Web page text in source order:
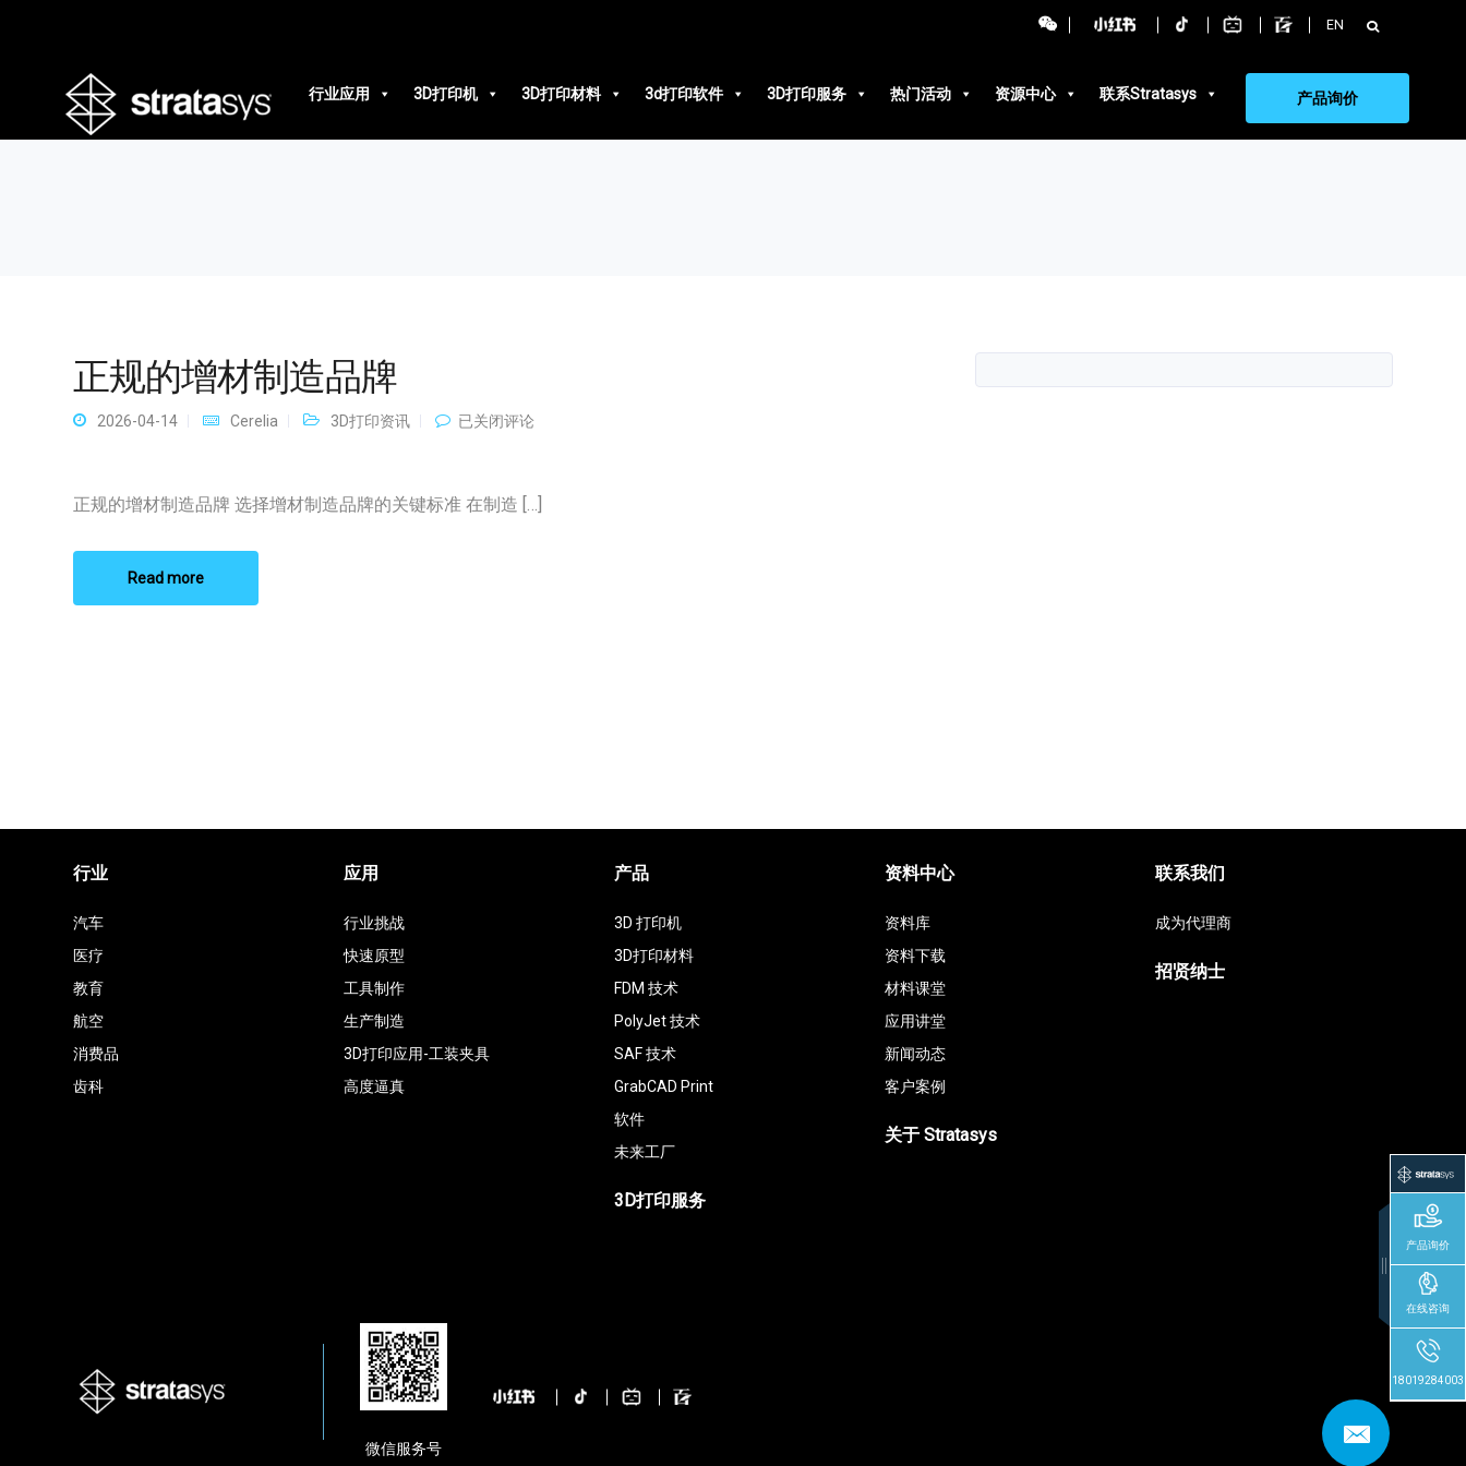
EN 搜
索：
行业应用
3D打印机 3D打印材料 3d打印软件 3D打印服务 热门活动 资源中心 联系Stratasys 产品询价
正规的增材制造品牌
2026-04-14 Cerelia 3D打印资讯
正
材
制
已关闭评论
正规的增材制造品牌 选择增材制造品牌的关键标准 在制造 […]
Read more
行业
汽车
医疗
教育
航空
消费品
齿科
应用
行业挑战
快速原型
工具制作
生产制造
3D打印应用-工装夹具
高度逼真
产品
3D 打印机
3D打印材料
FDM 技术
PolyJet 技术
SAF 技术
GrabCAD Print
软件
未来工厂
3D打印服务
资料中心
资料库
资料下载
材料课堂
应用讲堂
新闻动态
客户案例
关于 Stratasys
联系我们
成为代理商
招贤纳士
微信服务号
产品询价
在线咨询
18019284003